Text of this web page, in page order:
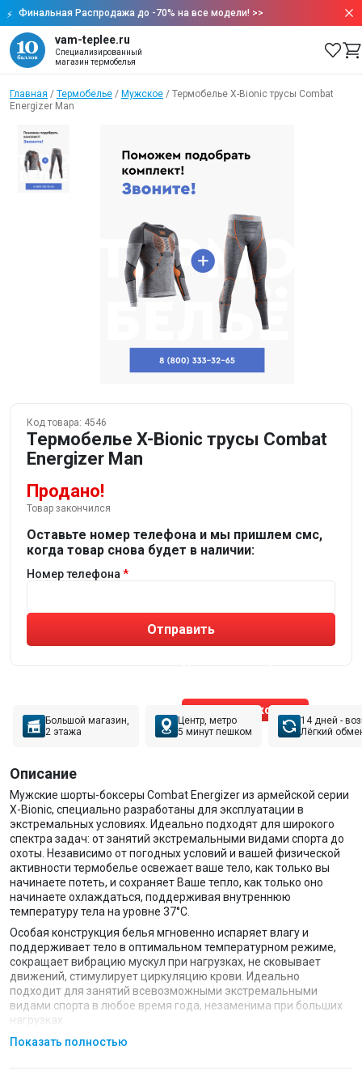
Финальная Распродажа до -70% на все модели! >>
vam-teplee.ru
Специализированный
магазин термобелья
Главная / Термобелье / Мужское / Термобелье X-Bionic трусы Combat
Energizer Man
Код товара: 4546
Термобелье X-Bionic трусы Combat
Energizer Man
Продано!
Товар закончился
Оставьте номер телефона и мы пришлем смс,
когда товар снова будет в наличии:
Номер телефона
Отправить
Позвонить эксперту
Большой магазин,
2 этажа
Центр, метро
5 минут пешком
14 дней -
Лёгкий
Описание
Мужские шорты-боксеры Combat Energizer из армейской серии
X-Bionic, специально разработаны для эксплуатации в
экстремальных условиях. Идеально подходят для широкого
спектра задач: от занятий экстремальными видами спорта до
охоты. Независимо от погодных условий и вашей физической
активности термобелье освежает ваше тело, как только вы
начинаете потеть, и сохраняет Ваше тепло, как только оно
начинаете охлаждаться, поддерживая внутреннюю
температуру тела на уровне 37°С.
Особая конструкция белья мгновенно испаряет влагу и
поддерживает тело в оптимальном температурном режиме,
сокращает вибрацию мускул при нагрузках, не сковывает
движений, стимулирует циркуляцию крови. Идеально
подходит для занятий всевозможными экстремальными
видами спорта в любое время года, незаменима при больших
нагрузках.
Технологии:
Показать полностью